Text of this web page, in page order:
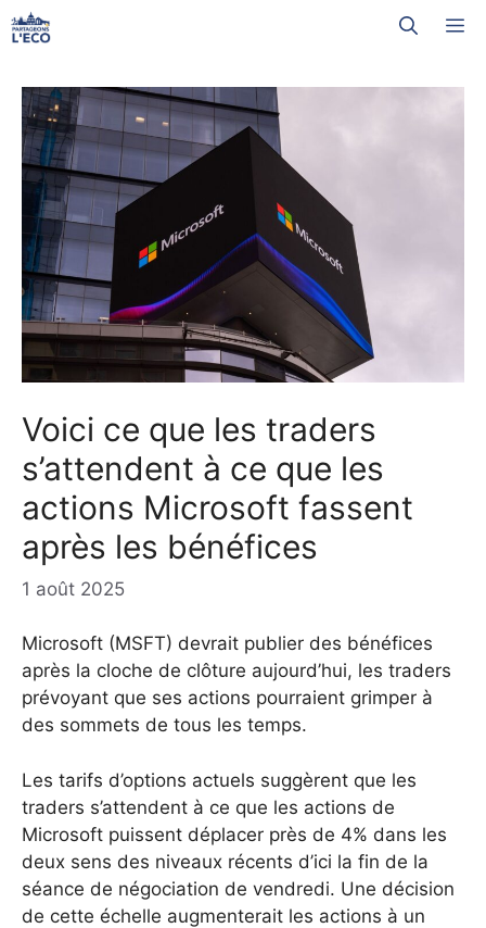
Aller
au
Voici ce que les traders
s’attendent à ce que les
actions Microsoft fassent
après les bénéfices
1 août 2025
Microsoft (MSFT) devrait publier des bénéfices
après la cloche de clôture aujourd’hui, les traders
prévoyant que ses actions pourraient grimper à
des sommets de tous les temps.
Les tarifs d’options actuels suggèrent que les
traders s’attendent à ce que les actions de
Microsoft puissent déplacer près de 4% dans les
deux sens des niveaux récents d’ici la fin de la
séance de négociation de vendredi. Une décision
de cette échelle augmenterait les actions à un